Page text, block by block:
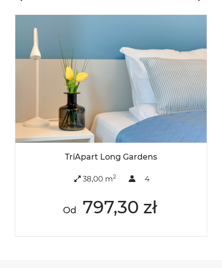
TriApart Long Gardens
38,00 m2 4
Od 797,30 zł